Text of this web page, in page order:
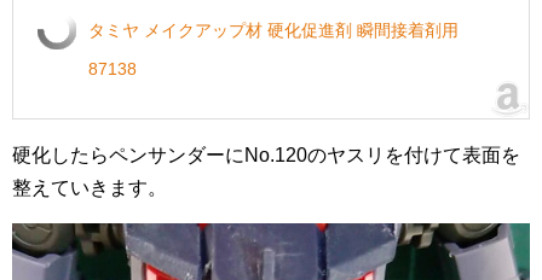
タミヤ メイクアップ材 硬化促進剤 瞬間接着剤用
87138
硬化したらペンサンダーにNo.120のヤスリを付けて表面を
整えていきます。